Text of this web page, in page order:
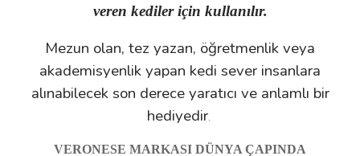
veren kediler için kullanılır.
Mezun olan, tez yazan, öğretmenlik veya
akademisyenlik yapan kedi sever insanlara
alınabilecek son derece yaratıcı ve anlamlı bir
hediyedir.
VERONESE MARKASI DÜNYA ÇAPINDA